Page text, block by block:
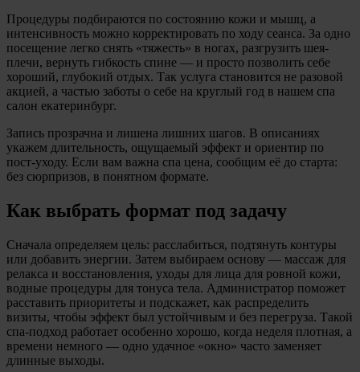
Процедуры подбираются по состоянию кожи и мышц, а
интенсивность можно корректировать по ходу сеанса. За одно
посещение легко снять «тяжесть» в ногах, разгрузить шея-
плечи, вернуть гибкость спине — и просто позволить себе
хороший, глубокий отдых. Так услуга становится не разовой
акцией, а частью заботы о себе на круглый год в нашем спа
салон екатеринбург.
Запись прозрачна и лишена лишних шагов. В описаниях
укажем длительность, ощущаемый эффект и ориентир по
пост-уходу. Если вам важна спа цена, сообщим её до старта:
без сюрпризов, в понятном формате.
Как выбрать формат под задачу
Сначала определяем цель: расслабиться, подтянуть контуры
или добавить энергии. Затем выбираем основу — массаж для
релакса и восстановления, уходы для лица для ровной кожи,
водные процедуры для тонуса тела. Администратор поможет
расставить приоритеты и подскажет, как распределить
визиты, чтобы эффект был устойчивым и без перегруза. Такой
спа-подход работает особенно хорошо, когда неделя плотная, а
времени немного — одно удачное «окно» часто заменяет
длинные выходы.